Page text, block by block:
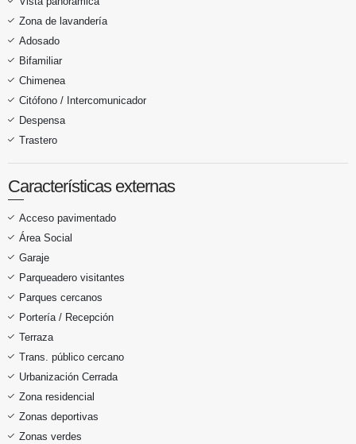
Zona de lavandería
Adosado
Bifamiliar
Chimenea
Citófono / Intercomunicador
Despensa
Trastero
Características externas
Acceso pavimentado
Área Social
Garaje
Parqueadero visitantes
Parques cercanos
Portería / Recepción
Terraza
Trans. público cercano
Urbanización Cerrada
Zona residencial
Zonas deportivas
Zonas verdes